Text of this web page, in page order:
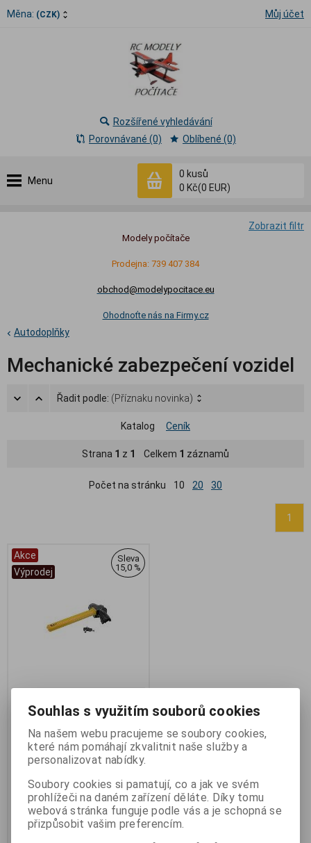
Měna: (CZK) Můj účet
Menu
0 kusů
0 Kč(0 EUR)
Rozšířené vyhledávání
Porovnávané (0)
Oblíbené (0)
Zobrazit filtr
Modely počítače
Prodejna: 739 407 384
obchod@modelypocitace.eu
Ohodnoťte nás na Firmy.cz
Autodoplňky
Mechanické zabezpečení vozidel
Řadit podle: (Příznaku novinka)
Katalog Ceník
Strana 1 z 1 Celkem 1 záznamů
Počet na stránku 10 20 30
1
Akce
Výprodej
Sleva
15,0 %
Zámek volantu
Výrobce:Compass
Katalogové číslo: c_01318
Záruka (měsíců): 24
Termín dodání (dny):skladem
Hmotnost:0,9 kg
EAN:8591686013184
Compass Rotary Lock 01318
Zámek volantu . Zámek volantu
Souhlas s využitím souborů cookies
Na našem webu pracujeme se soubory cookies,
které nám pomáhají zkvalitnit naše služby a
personalizovat nabídky.
Soubory cookies si pamatují, co a jak ve svém
prohlížeči na daném zařízení děláte. Díky tomu
webová stránka funguje podle vás a je schopná se
přizpůsobit vašim preferencím.